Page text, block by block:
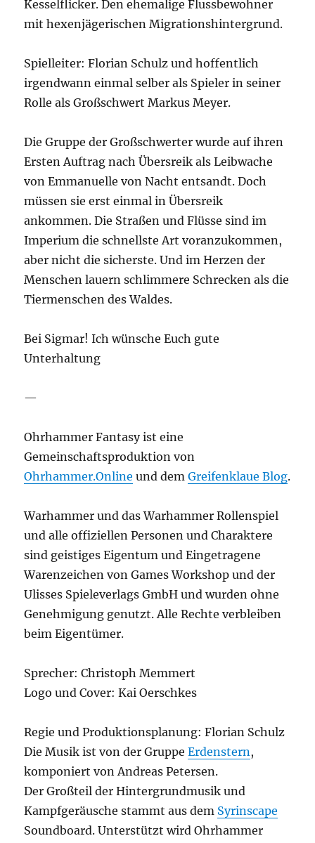
Kesselflicker. Den ehemalige Flussbewohner
mit hexenjägerischen Migrationshintergrund.
Spielleiter: Florian Schulz und hoffentlich
irgendwann einmal selber als Spieler in seiner
Rolle als Großschwert Markus Meyer.
Die Gruppe der Großschwerter wurde auf ihren
Ersten Auftrag nach Übersreik als Leibwache
von Emmanuelle von Nacht entsandt. Doch
müssen sie erst einmal in Übersreik
ankommen. Die Straßen und Flüsse sind im
Imperium die schnellste Art voranzukommen,
aber nicht die sicherste. Und im Herzen der
Menschen lauern schlimmere Schrecken als die
Tiermenschen des Waldes.
Bei Sigmar! Ich wünsche Euch gute
Unterhaltung
—
Ohrhammer Fantasy ist eine
Gemeinschaftsproduktion von
Ohrhammer.Online und demGreifenklaue Blog.
Warhammer und das Warhammer Rollenspiel
und alle offiziellen Personen und Charaktere
sind geistiges Eigentum und Eingetragene
Warenzeichen von Games Workshop und der
Ulisses Spieleverlags GmbH und wurden ohne
Genehmigung genutzt. Alle Rechte verbleiben
beim Eigentümer.
Sprecher: Christoph Memmert
Logo und Cover: Kai Oerschkes
Regie und Produktionsplanung: Florian Schulz
Die Musik ist von der GruppeErdenstern,
komponiert von Andreas Petersen.
Der Großteil der Hintergrundmusik und
Kampfgeräusche stammt aus dem Syrinscape
Soundboard. Unterstützt wird Ohrhammer